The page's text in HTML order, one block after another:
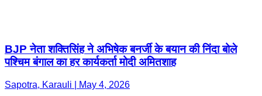
BJP नेता शक्तिसिंह ने अभिषेक बनर्जी के बयान की निंदा बोले
पश्चिम बंगाल का हर कार्यकर्ता मोदी अमितशाह
Sapotra, Karauli | May 4, 2026